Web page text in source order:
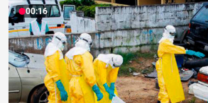
00:16